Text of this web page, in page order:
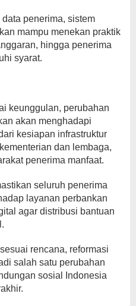
penerima, sistem
mampu menekan praktik
hingga penerima
syarat.
keunggulan, perubahan
akan menghadapi
kesiapan infrastruktur
dan lembaga,
penerima manfaat.
seluruh penerima
layanan perbankan
agar distribusi bantuan
rencana, reformasi
salah satu perubahan
sosial Indonesia